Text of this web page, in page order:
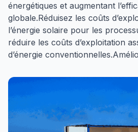
énergétiques et augmentant
globale.Réduisez les coûts
l’énergie solaire pour les
réduire les coûts d’exploitation
d’énergie